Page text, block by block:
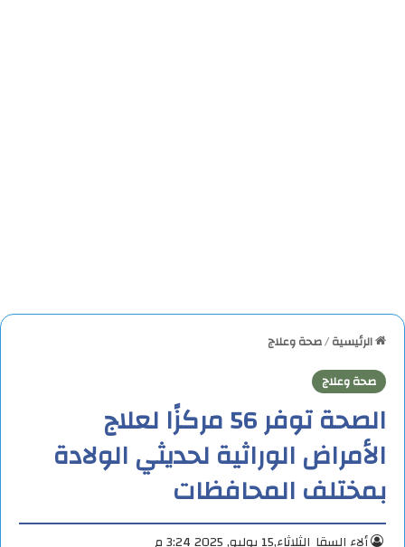
الرئيسية/صحة وعلاج
صحة وعلاج
الصحة توفر 56 مركزًا لعلاج
الأمراض الوراثية لحديثي الولادة
بمختلف المحافظات